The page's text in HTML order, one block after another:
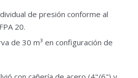
de presión conforme al
20.
de 30 m³ en configuración de